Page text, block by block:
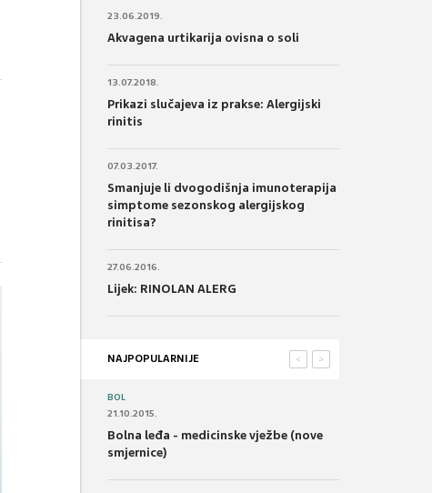
23.06.2019.
Akvagena urtikarija ovisna o soli
13.07.2018.
Prikazi slučajeva iz prakse: Alergijski
rinitis
07.03.2017.
Smanjuje li dvogodišnja imunoterapija
simptome sezonskog alergijskog
rinitisa?
27.06.2016.
Lijek: RINOLAN ALERG
NAJPOPULARNIJE >
<
BOL
21.10.2015.
Bolna leđa - medicinske vježbe (nove
smjernice)